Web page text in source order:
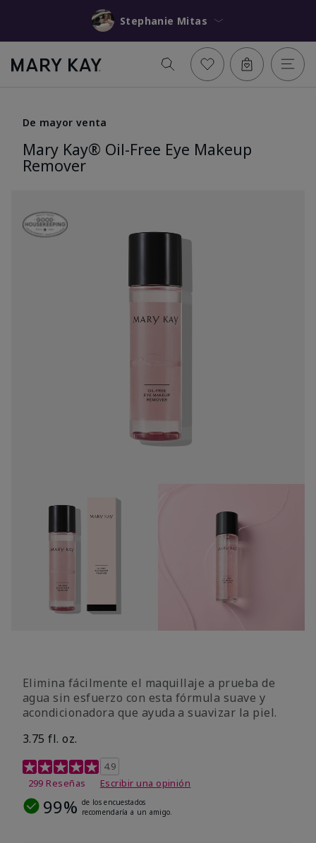
Stephanie Mitas
De mayor venta
Mary Kay® Oil-Free Eye Makeup
Remover
Elimina fácilmente el maquillaje a prueba de
agua sin esfuerzo con esta fórmula suave y
acondicionadora que ayuda a suavizar la piel.
3.75 fl. oz.
Calificación de clientes de 4,8 de 5
4.9
299 Reseñas
Escribir una opinión
99% de los encuestados
recomendaría a un amigo.